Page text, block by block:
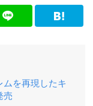
を再現したキ
売